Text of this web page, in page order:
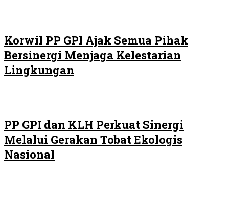
Korwil PP GPI Ajak Semua Pihak
Bersinergi Menjaga Kelestarian
Lingkungan
PP GPI dan KLH Perkuat Sinergi
Melalui Gerakan Tobat Ekologis
Nasional